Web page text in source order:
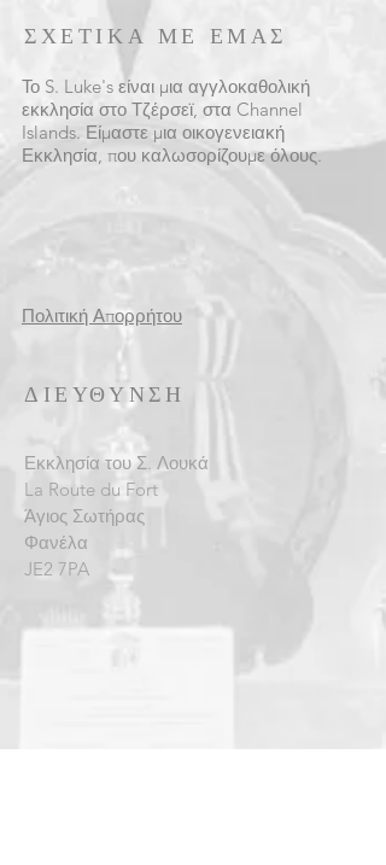
ΣΧΕΤΙΚΑ ΜΕ ΕΜΑΣ
Το S. Luke's είναι μια αγγλοκαθολική
εκκλησία στο Τζέρσεϊ, στα Channel
Islands. Είμαστε μια οικογενειακή
Εκκλησία, που καλωσορίζουμε όλους.
Πολιτική Απορρήτου
ΔΙΕΥΘΥΝΣΗ
Εκκλησία του Σ. Λουκά
La Route du Fort
Άγιος Σωτήρας
Φανέλα
JE2 7PA